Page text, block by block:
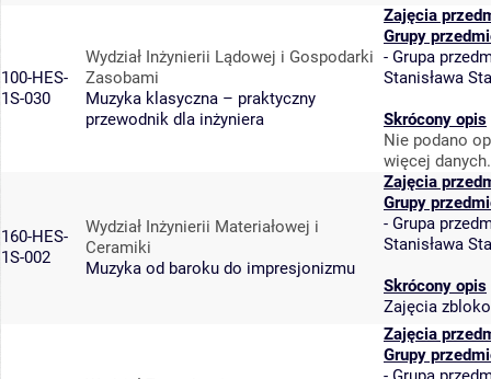
100-HES-
1S-030
Wydział Inżynierii Lądowej i Gospodarki
Zasobami
Muzyka klasyczna – praktyczny
przewodnik dla inżyniera
Zajęcia
Grupy
- Grupa
Stanisława
Skrócony opis
Nie podano
więcej danych.
160-HES-
1S-002
Wydział Inżynierii Materiałowej i
Ceramiki
Muzyka od baroku do impresjonizmu
Zajęcia
Grupy
- Grupa
Stanisława
Skrócony opis
Zajęcia
Zajęcia
Grupy